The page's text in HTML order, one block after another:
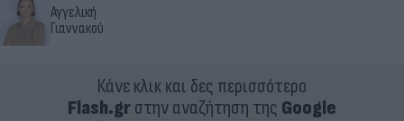
Αγγελική
Γιαννακού
Κάνε κλικ και δες περισσότερο
Flash.grστην αναζήτηση της Google